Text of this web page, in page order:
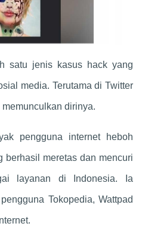
satu jenis kasus hack yang
media. Terutama di Twitter
dirinya.
pengguna internet heboh
berhasil meretas dan mencuri
layanan di Indonesia. Ia
Tokopedia, Wattpad